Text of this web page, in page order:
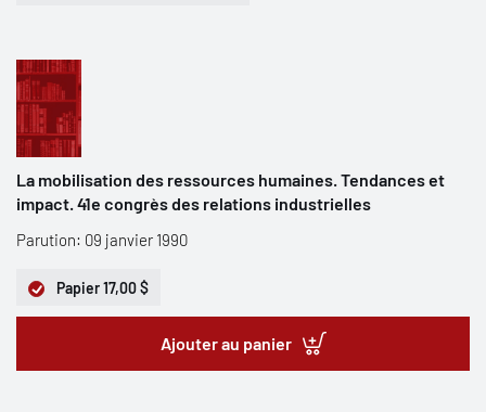
La mobilisation des ressources humaines. Tendances et
impact. 41e congrès des relations industrielles
Parution: 09 janvier 1990
Papier17,00 $
Ajouter au panier